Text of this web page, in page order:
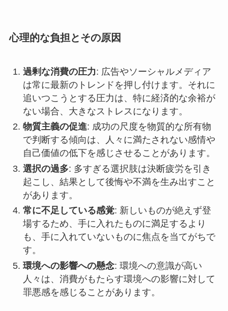
心理的な負担とその原因
過剰な消費の圧力: 広告やソーシャルメディア
は常に最新のトレンドを押し付けます。それに
追いつこうとする圧力は、特に経済的な余裕が
ない場合、大きなストレスになります。
物質主義の促進: 成功の尺度を物質的な所有物
で判断する傾向は、人々に満たされない感情や
自己価値の低下を感じさせることがあります。
選択の過多: 多すぎる選択肢は決断疲労を引き
起こし、結果として後悔や不満を生み出すこと
があります。
常に不足している感覚: 新しいものが絶えず登
場するため、手に入れたものに満足するより
も、手に入れていないものに焦点を当てがちで
す。
環境への影響への懸念: 環境への意識が高い
人々は、消費がもたらす環境への影響に対して
罪悪感を感じることがあります。